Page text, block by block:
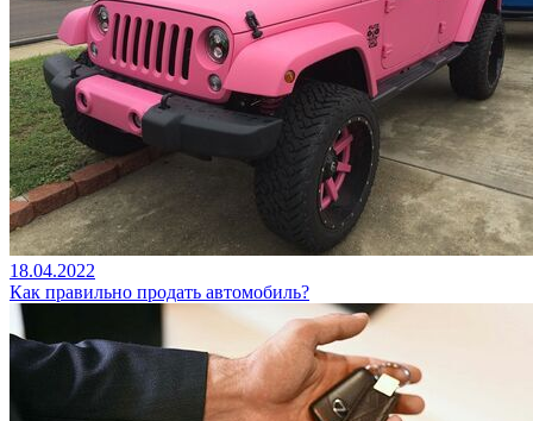
18.04.2022
Как правильно продать автомобиль?